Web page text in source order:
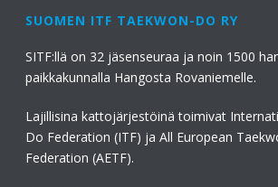
SUOMEN ITF TAEKWON-DO RY
SITF:llä on 32 jäsenseuraa ja noin 1500
paikkakunnalla Hangosta Rovaniemelle.
Lajillisina kattojärjestöinä toimivat
Do Federation (ITF) ja All European
Federation (AETF).